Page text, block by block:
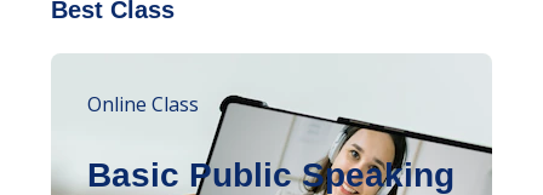
Best Class
Online Class
Basic Public Speaking